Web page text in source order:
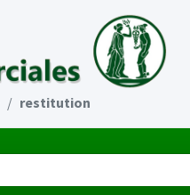
restitution